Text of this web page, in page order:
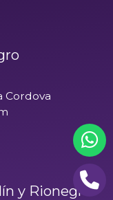
Cordova
y Rionegro